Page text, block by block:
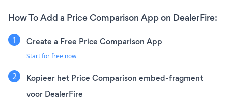
How To Add a Price Comparison App on DealerFire:
Create a Free Price Comparison App
Start for free now
Kopieer het Price Comparison embed-fragment
voor DealerFire